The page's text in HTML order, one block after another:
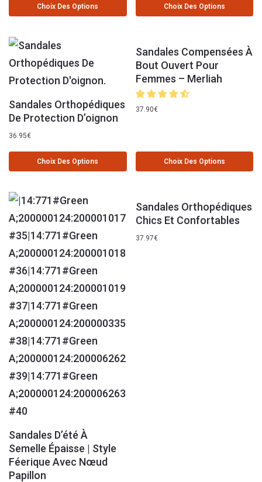
Choix Des Options Choix Des Options
Sandales Orthopédiques
De Protection D’oignon
36.95€
Choix Des Options
Sandales Compensées À
Bout Ouvert Pour
Femmes – Merliah
37.90€
Choix Des Options
Sandales D’été À
Semelle Épaisse | Style
Féerique Avec Nœud
Papillon
Sandales Orthopédiques
Chics Et Confortables
37.97€